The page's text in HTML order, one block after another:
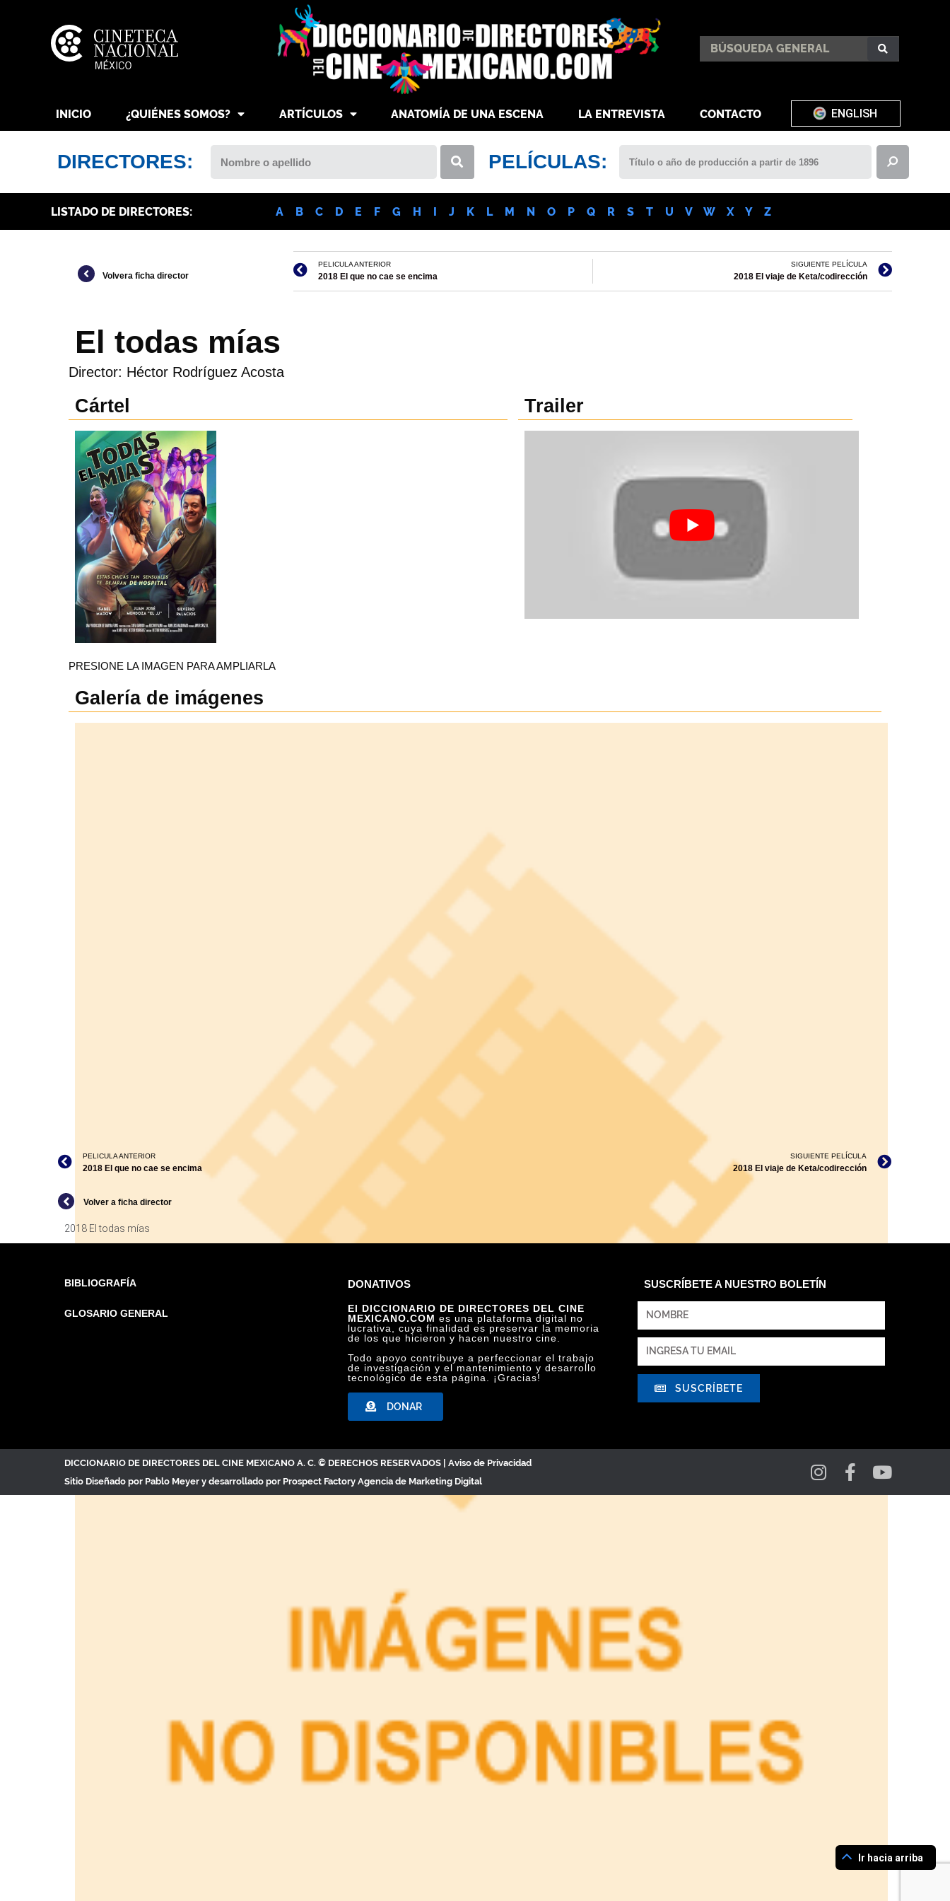
INICIO ¿QUIÉNES SOMOS? ARTÍCULOS ANATOMÍA DE UNA ESCENA LA ENTREVISTA CONTACTO ENGLISH
DIRECTORES: PELÍCULAS:
LISTADO DE DIRECTORES: A B C D E F G H I J K L M N O P Q R S T U V W X Y Z
Volvera ficha director
PELICULA ANTERIOR
2018 El que no cae se encima
SIGUIENTE PELÍCULA
2018 El viaje de Keta/codirección
El todas mías
Director: Héctor Rodríguez Acosta
Cártel Trailer
PRESIONE LA IMAGEN PARA AMPLIARLA
Galería de imágenes
PELICULA ANTERIOR
2018 El que no cae se encima
SIGUIENTE PELÍCULA
2018 El viaje de Keta/codirección
Volver a ficha director
2018 El todas mías
BIBLIOGRAFÍA
GLOSARIO GENERAL
DONATIVOS
El DICCIONARIO DE DIRECTORES DEL CINE
MEXICANO.COM es una plataforma digital no
lucrativa, cuya finalidad es preservar la memoria
de los que hicieron y hacen nuestro cine.
Todo apoyo contribuye a perfeccionar el trabajo
de investigación y el mantenimiento y desarrollo
tecnológico de esta página. ¡Gracias!
DONAR
SUSCRÍBETE A NUESTRO BOLETÍN
SUSCRÍBETE
DICCIONARIO DE DIRECTORES DEL CINE MEXICANO A. C. © DERECHOS RESERVADOS | Aviso de Privacidad
Sitio Diseñado por Pablo Meyer y desarrollado por Prospect Factory Agencia de Marketing Digital